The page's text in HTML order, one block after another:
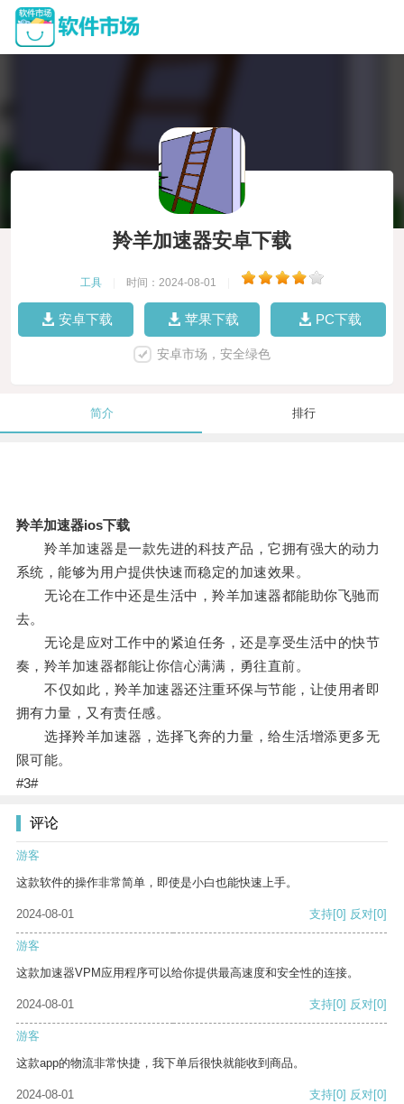
羚羊加速器安卓下载
工具 时间：2024-08-01
安卓下载 苹果下载 PC下载
安卓市场，安全绿色
简介 排行
羚羊加速器ios下载
羚羊加速器是一款先进的科技产品，它拥有强大的动力
系统，能够为用户提供快速而稳定的加速效果。
无论在工作中还是生活中，羚羊加速器都能助你飞驰而
去。
无论是应对工作中的紧迫任务，还是享受生活中的快节
奏，羚羊加速器都能让你信心满满，勇往直前。
不仅如此，羚羊加速器还注重环保与节能，让使用者即
拥有力量，又有责任感。
选择羚羊加速器，选择飞奔的力量，给生活增添更多无
限可能。
#3#
评论
游客
这款软件的操作非常简单，即使是小白也能快速上手。
2024-08-01 支持[0] 反对[0]
游客
这款加速器VPM应用程序可以给你提供最高速度和安全性的连接。
2024-08-01 支持[0] 反对[0]
游客
这款app的物流非常快捷，我下单后很快就能收到商品。
2024-08-01 支持[0] 反对[0]